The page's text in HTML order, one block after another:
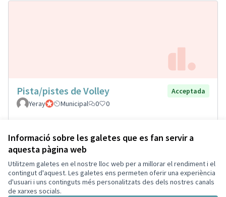
Informació sobre les galetes que es fan servir a
aquesta pàgina web
Utilitzem galetes en el nostre lloc web per a millorar el rendiment i el
contingut d'aquest. Les galetes ens permeten oferir una experiència
d'usuari i uns continguts més personalitzats des dels nostres canals
de xarxes socials.
Pista/pistes de Volley
Acceptada
YerayParticipant oficial
Municipal 0 0
Termes i condicions d'ús
Configuració de les galetes
Decidim Palautordera a Facebook
(Enllaç extern)
Decidim Palautordera a Instagram
(Enllaç extern)
Decidim Palautordera a YouTube
(Enllaç extern)
Triar la llenguaElegir el idioma